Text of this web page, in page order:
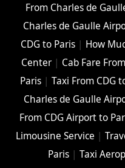
From Charles de
Charles de Gaulle
CDG to Paris| How
Center | Cab Fare
Paris| Taxi From CDG
Charles de Gaulle
From CDG Airport to
Limousine Service |
Paris| Taxi